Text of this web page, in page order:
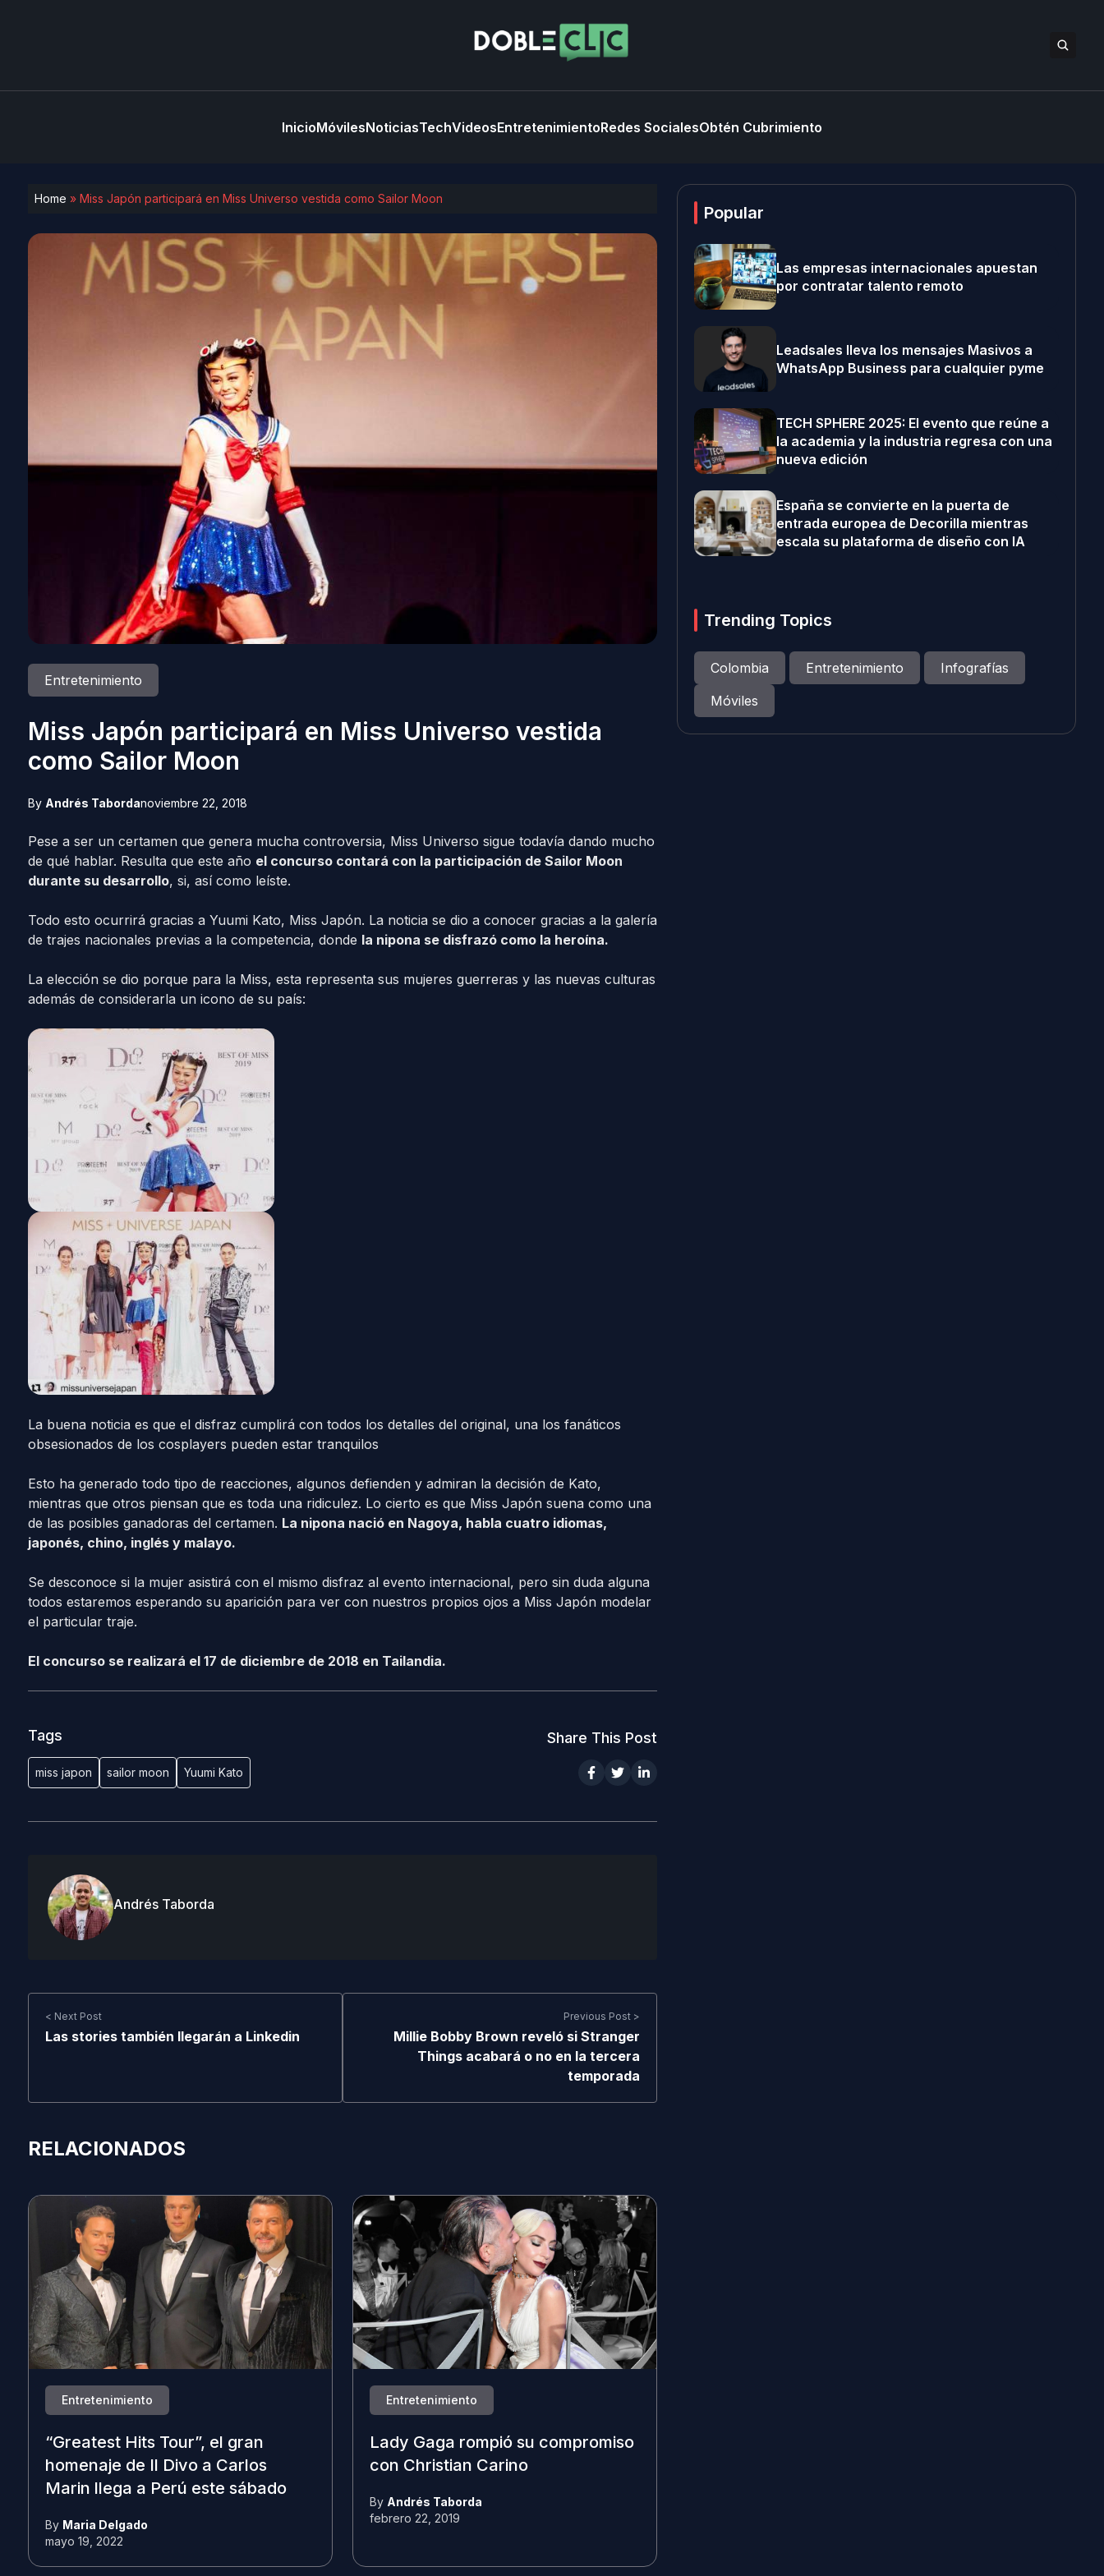
InicioMóvilesNoticiasTechVideosEntretenimientoRedes SocialesObtén Cubrimiento
Home » Miss Japón participará en Miss Universo vestida como Sailor Moon
Entretenimiento
Miss Japón participará en Miss Universo vestida
como Sailor Moon
By Andrés Tabordanoviembre 22, 2018
Pese a ser un certamen que genera mucha controversia, Miss Universo sigue todavía dando mucho
de qué hablar. Resulta que este año el concurso contará con la participación de Sailor Moon
durante su desarrollo, si, así como leíste.
Todo esto ocurrirá gracias a Yuumi Kato, Miss Japón. La noticia se dio a conocer gracias a la galería
de trajes nacionales previas a la competencia, donde la nipona se disfrazó como la heroína.
La elección se dio porque para la Miss, esta representa sus mujeres guerreras y las nuevas culturas
además de considerarla un icono de su país:
La buena noticia es que el disfraz cumplirá con todos los detalles del original, una los fanáticos
obsesionados de los cosplayers pueden estar tranquilos
Esto ha generado todo tipo de reacciones, algunos defienden y admiran la decisión de Kato,
mientras que otros piensan que es toda una ridiculez. Lo cierto es que Miss Japón suena como una
de las posibles ganadoras del certamen. La nipona nació en Nagoya, habla cuatro idiomas,
japonés, chino, inglés y malayo.
Se desconoce si la mujer asistirá con el mismo disfraz al evento internacional, pero sin duda alguna
todos estaremos esperando su aparición para ver con nuestros propios ojos a Miss Japón modelar
el particular traje.
El concurso se realizará el 17 de diciembre de 2018 en Tailandia.
Tags
miss japon sailor moon Yuumi Kato
Share This Post
Andrés Taborda
< Next Post
Las stories también llegarán a Linkedin
Previous Post >
Millie Bobby Brown reveló si Stranger
Things acabará o no en la tercera
temporada
RELACIONADOS
Entretenimiento
“Greatest Hits Tour”, el gran
homenaje de Il Divo a Carlos
Marin llega a Perú este sábado
By Maria Delgado
mayo 19, 2022
Entretenimiento
Lady Gaga rompió su compromiso
con Christian Carino
By Andrés Taborda
febrero 22, 2019
Popular
Las empresas internacionales apuestan
por contratar talento remoto
Leadsales lleva los mensajes Masivos a
WhatsApp Business para cualquier pyme
TECH SPHERE 2025: El evento que reúne a
la academia y la industria regresa con una
nueva edición
España se convierte en la puerta de
entrada europea de Decorilla mientras
escala su plataforma de diseño con IA
Trending Topics
Colombia Entretenimiento
Infografías
Móviles